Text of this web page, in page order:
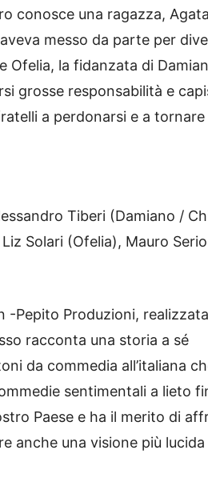
conosce una ragazza,
messo da parte per
Ofelia, la fidanzata di
grosse responsabilità e
a perdonarsi e a tornare
Tiberi (Damiano /
Solari (Ofelia), Mauro Serio
-Pepito Produzioni,
racconta una storia a sé
da commedia all’italiana
sentimentali a lieto
Paese e ha il merito di
anche una visione più lucida